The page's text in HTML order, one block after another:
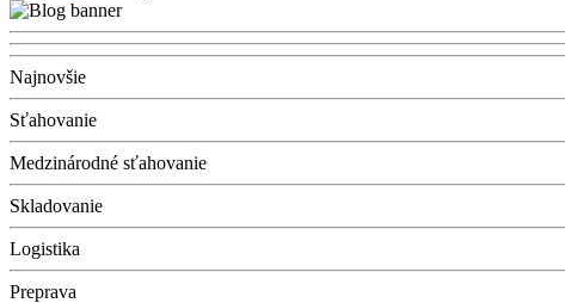
Najnovšie
Sťahovanie
Medzinárodné sťahovanie
Skladovanie
Logistika
Preprava